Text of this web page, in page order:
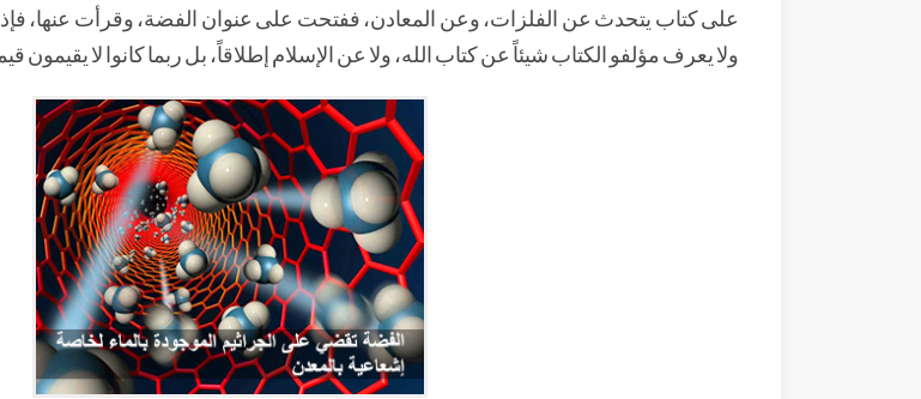
على كتاب يتحدث عن الفلزات، وعن المعادن، ففتحت على عنوان الفضة، وقرأت عنها،
ولا يعرف مؤلفو الكتاب شيئاً عن كتاب الله، ولا عن الإسلام إطلاقاً، بل ربما كانوا لا يقيمون